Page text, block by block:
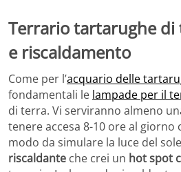
Terrario tartarughe di
e riscaldamento
Come per l’acquario delle
fondamentali le lampade per il
di terra. Vi serviranno almeno
tenere accesa 8-10 ore al giorno
modo da simulare la luce del
riscaldante che crei un hot spot